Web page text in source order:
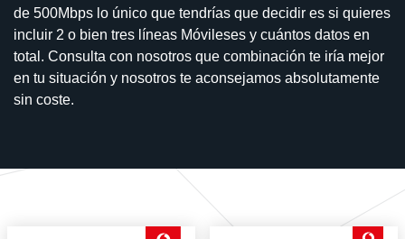
de 500Mbps lo único que tendrías que decidir es si quieres
incluir 2 o bien tres líneas Móvileses y cuántos datos en
total. Consulta con nosotros que combinación te iría mejor
en tu situación y nosotros te aconsejamos absolutamente
sin coste.